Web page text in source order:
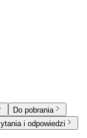
Do pobrania
i odpowiedzi